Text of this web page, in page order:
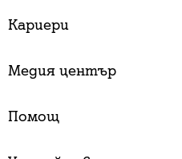
Кариери
Медия център
Помощ